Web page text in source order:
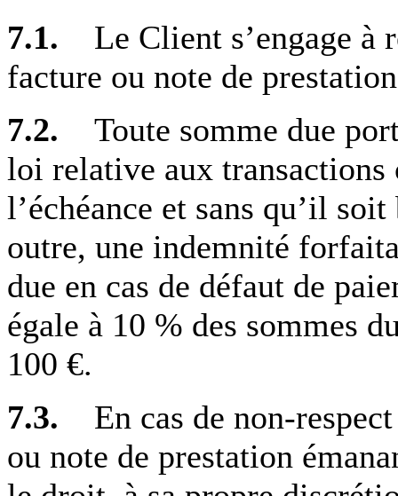
7.1. Le Client s’engage à
facture ou note de
7.2. Toute somme due
loi relative aux
l’échéance et sans qu’il
outre, une indemnité
due en cas de défaut de
égale à 10 % des sommes
100 €.
7.3. En cas de non-
ou note de prestation